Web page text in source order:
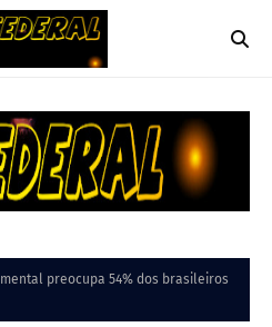
preocupa 54% dos brasileiros